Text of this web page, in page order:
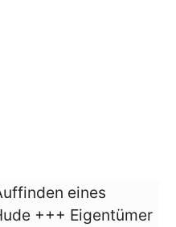
eines
+++ Eigentümer